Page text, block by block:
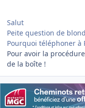
Salut
Peite question de
Pourquoi téléphoner à
Pour avoir la
de la boîte !